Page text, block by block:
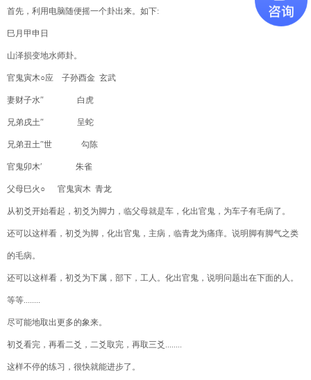
首先，利用电脑随便摇一个卦出来。如下:
巳月甲申日
山泽损变地水师卦。
官鬼寅木○应 子孙酉金 玄武
妻财子水″ 白虎
兄弟戌土″ 呈蛇
兄弟丑土″世 勾陈
官鬼卯木′ 朱雀
父母巳火 ○ 官鬼寅木 青龙
从初爻开始看起，初爻为脚力，临父母就是车，化出官鬼，为车子有毛病了。
还可以这样看，初爻为脚，化出官鬼，主病，临青龙为痛痒。说明脚有脚气之类
的毛病。
还可以这样看，初爻为下属，部下，工人。化出官鬼，说明问题出在下面的人。
等等
尽可能地取出更多的象来。
初爻看完，再看二爻，二爻取完，再取三爻
这样不停的练习，很快就能进步了。